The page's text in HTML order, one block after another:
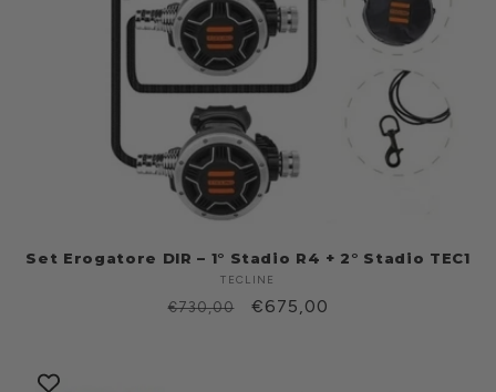
Set Erogatore DIR – 1° Stadio R4 + 2° Stadio TEC1
Produttore:
TECLINE
Prezzo
€730,00
Prezzo
€675,00